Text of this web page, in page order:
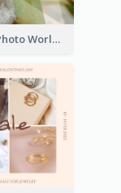
Monkey Photo World Wildlife Day Instagram Post